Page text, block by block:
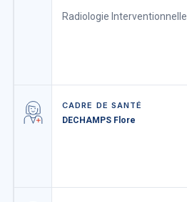
Radiologie Interventionnelle
CADRE DE SANTÉ
DECHAMPS Flore